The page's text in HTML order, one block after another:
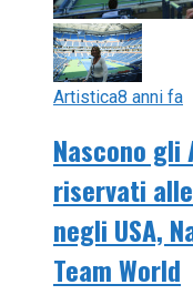
Artistica8 anni fa
Nascono gli
riservati alle
negli USA,
Team World